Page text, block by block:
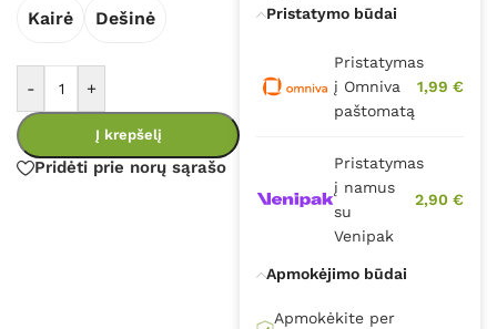
Kairė Dešinė
- +
Į krepšelį
Pridėti prie norų sąrašo
Pristatymo būdai
Pristatymas
į Omniva
paštomatą
1,99 €
Pristatymas
į namus
su
Venipak
2,90 €
Apmokėjimo būdai
Apmokėkite per